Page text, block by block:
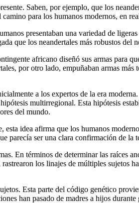
Saben, por ejemplo, que los
para los humanos modernos, en
presentaban una variedad de
que los neandertales más robustos del
africano diseñó sus armas para
por otro lado, empuñaban armas más
a los expertos de la era
multirregional. Esta hipótesis
del mundo.
idea afirma que los humanos
parecía ser una clara confirmación de la
En términos de determinar las raíces
los linajes de múltiples sujetos
Esta parte del código genético
han pasado de madres a hijos durante